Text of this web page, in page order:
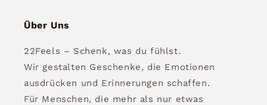
Über Uns
22Feels – Schenk, was du fühlst.
Wir gestalten Geschenke, die Emotionen
ausdrücken und Erinnerungen schaffen.
Für Menschen, die mehr als nur etwas